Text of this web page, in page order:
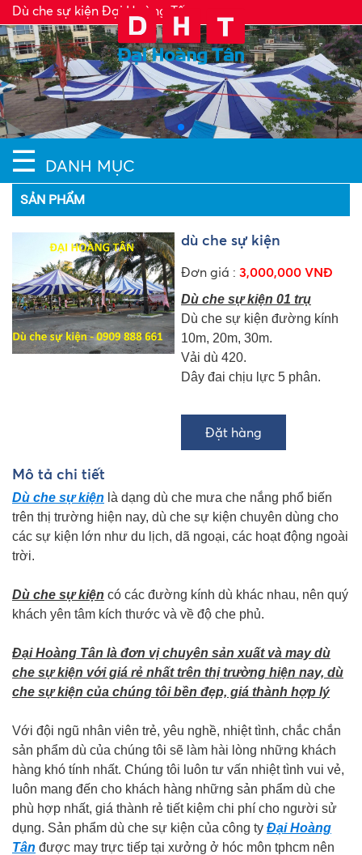
Dù che sự kiện Đại Hoàng Tấn
☰ DANH MỤC
SẢN PHẨM
dù che sự kiện
Đơn giá : 3,000,000 VNĐ
Dù che sự kiện 01 trụ
Dù che sự kiện đường kính
10m, 20m, 30m.
Vải dù 420.
Dây đai chịu lực 5 phân.
Mô tả chi tiết
Dù che sự kiện là dạng dù che mưa che nắng phổ biến
trên thị trường hiện nay, dù che sự kiện chuyên dùng cho
các sự kiện lớn như du lịch, dã ngoại, các hoạt động ngoài
trời.
Dù che sự kiện có các đường kính dù khác nhau, nên quý
khách yên tâm kích thước và về độ che phủ.
Đại Hoàng Tân là đơn vị chuyên sản xuất và may dù
che sự kiện với giá rẻ nhất trên thị trường hiện nay, dù
che sự kiện của chúng tôi bền đẹp, giá thành hợp lý
Với đội ngũ nhân viên trẻ, yêu nghề, nhiệt tình, chắc chắn
sản phẩm dù của chúng tôi sẽ làm hài lòng những khách
hàng khó tính nhất. Chúng tôi luôn tư vấn nhiệt tình vui vẻ,
luôn mang đến cho khách hàng những sản phẩm dù che
phù hợp nhất, giá thành rẻ tiết kiệm chi phí cho người sử
dụng. Sản phẩm dù che sự kiện của công ty Đại Hoàng
Tân được may trực tiếp tại xưởng ở hóc môn tphcm nên